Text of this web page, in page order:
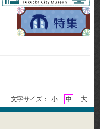
文字サイズ： 小 中 大